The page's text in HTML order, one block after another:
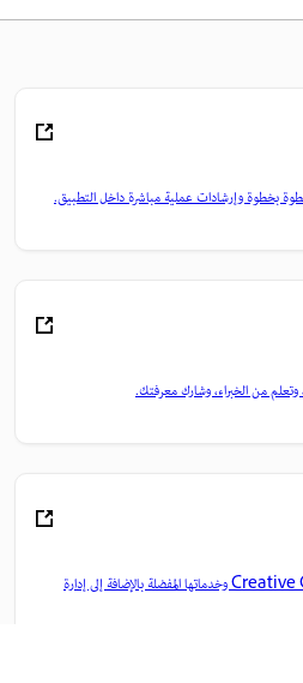
بخطوة وإرشادات عملية مباشرة داخل التطبيق.
وتعلم من الخبراء، وشارك معرفتك.
تمكّن من الوصول إلى تطبيقات Creative Cloud وخدماتها المفضلة بالإضافة إلى إدارة